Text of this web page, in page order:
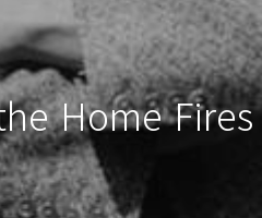
Home